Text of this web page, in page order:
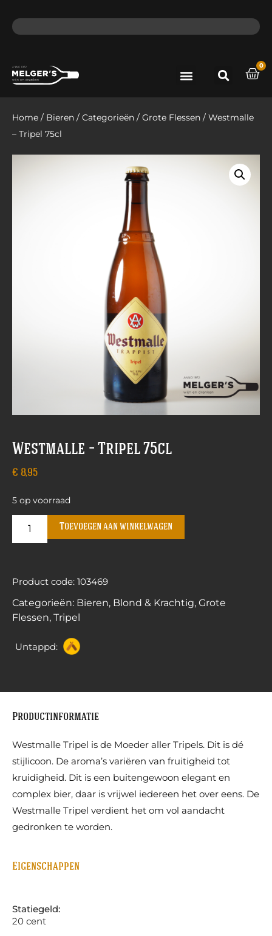
0
Home / Bieren / Categorieën / Grote Flessen / Westmalle
– Tripel 75cl
Westmalle – Tripel 75cl
€ 8,95
5 op voorraad
Toevoegen aan winkelwagen
Product code: 103469
Categorieën: Bieren, Blond & Krachtig, Grote
Flessen, Tripel
Untappd:
Productinformatie
Westmalle Tripel is de Moeder aller Tripels. Dit is dé
stijlicoon. De aroma’s variëren van fruitigheid tot
kruidigheid. Dit is een buitengewoon elegant en
complex bier, daar is vrijwel iedereen het over eens. De
Westmalle Tripel verdient het om vol aandacht
gedronken te worden.
Eigenschappen
Statiegeld:
20 cent